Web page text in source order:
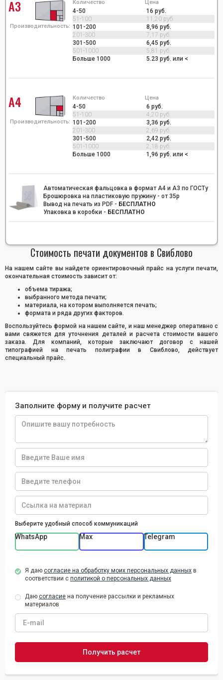
А3
Производительность:
Количество Цена
4-50
16 руб.
51-100
11,20 руб.
101-200
8,96 руб.
201-300
7,17 руб.
301-500
6,45 руб.
501-1000
5,81 руб.
Больше 1000
5.23 руб. или <
А4
Производительность:
Количество Цена
4-50
6 руб.
51-100
4,20 руб.
101-200
3,36 руб.
201-300
2,69 руб.
301-500
2,42 руб.
501-1000
2,18 руб.
Больше 1000
1,96 руб. или <
Автоматическая фальцовка в формат А4 и А3 по ГОСТу
Брошюровка на пластиковую пружину - от 35р
Вывод на печать из PDF - БЕСПЛАТНО
Упаковка в коробки - БЕСПЛАТНО
Стоимость печати документов в Свиблово
На нашем сайте вы найдете ориентировочный прайс на услуги печати,
окончательная стоимость зависит от:
объема тиража;
выбранного метода печати;
материала, на котором выполняется печать;
формата и ряда других факторов.
Воспользуйтесь формой на нашем сайте, и наш менеджер оперативно с
вами свяжется для уточнения деталей и расчета стоимости вашего
заказа. Для компаний, которые заключают договор с нашей
типографией на печать полиграфии в Свиблово, действует
специальный прайс.
Заполните форму и получите расчет
Выберите удобный способ коммуникаций
WhatsApp Max Telegram
Я даю согласие на обработку моих персональных данных в
соответствии с политикой о персональных данных
Даю согласие на получение рассылки и рекламных
материалов